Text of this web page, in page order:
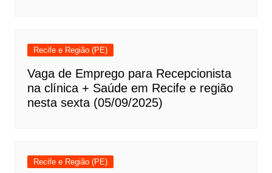
Recife e Região (PE)
Vaga de Emprego para Recepcionista
na clínica + Saúde em Recife e região
nesta sexta (05/09/2025)
Recife e Região (PE)